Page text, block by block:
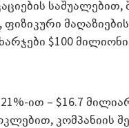
$100
ით – $16.7
კომპანიის